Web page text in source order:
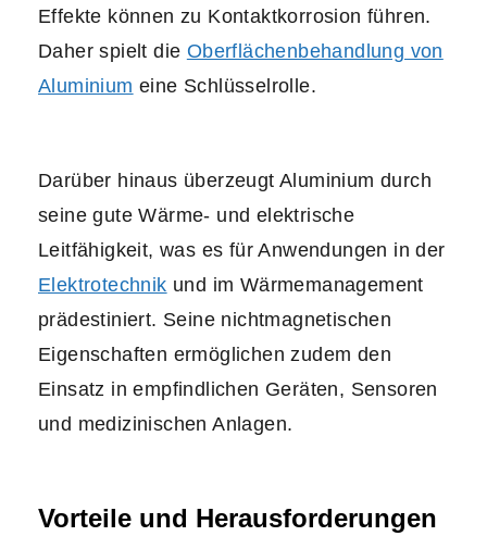
Effekte können zu Kontaktkorrosion führen.
Daher spielt die Oberflächenbehandlung von
Aluminium eine Schlüsselrolle.
Darüber hinaus überzeugt Aluminium durch
seine gute Wärme- und elektrische
Leitfähigkeit, was es für Anwendungen in der
Elektrotechnik und im Wärmemanagement
prädestiniert. Seine nichtmagnetischen
Eigenschaften ermöglichen zudem den
Einsatz in empfindlichen Geräten, Sensoren
und medizinischen Anlagen.
Vorteile und Herausforderungen